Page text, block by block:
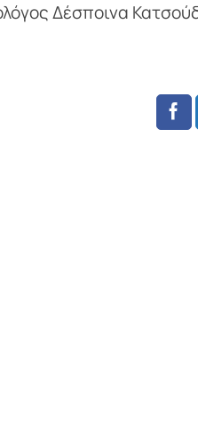
Δέσποινα